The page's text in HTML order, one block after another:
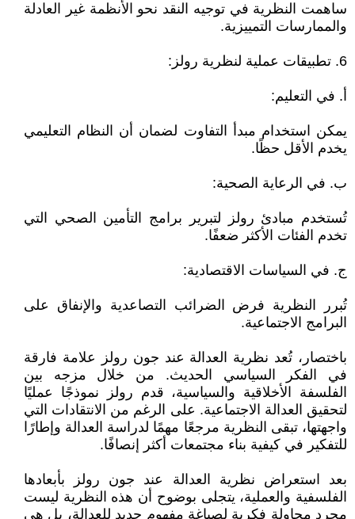
ساهمت النظرية في توجيه النقد نحو الأنظمة غير العادلة
والممارسات التمييزية.
6. تطبيقات عملية لنظرية رولز:
أ. في التعليم:
يمكن استخدام مبدأ التفاوت لضمان أن النظام التعليمي
يخدم الأقل حظًا.
ب. في الرعاية الصحية:
تُستخدم مبادئ رولز لتبرير برامج التأمين الصحي التي
تخدم الفئات الأكثر ضعفًا.
ج. في السياسات الاقتصادية:
تُبرر النظرية فرض الضرائب التصاعدية والإنفاق على
البرامج الاجتماعية.
باختصار، تُعد نظرية العدالة عند جون رولز علامة فارقة
في الفكر السياسي الحديث. من خلال مزجه بين
الفلسفة الأخلاقية والسياسية، قدم رولز نموذجًا عمليًا
لتحقيق العدالة الاجتماعية. على الرغم من الانتقادات التي
واجهتها، تبقى النظرية مرجعًا مهمًا لدراسة العدالة وإطارًا
للتفكير في كيفية بناء مجتمعات أكثر إنصافًا.
بعد استعراض نظرية العدالة عند جون رولز بأبعادها
الفلسفية والعملية، يتجلى بوضوح أن هذه النظرية ليست
مجرد محاولة فكرية لصياغة مفهوم جديد للعدالة، بل هي